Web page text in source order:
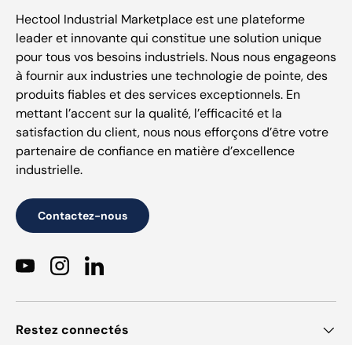
Hectool Industrial Marketplace est une plateforme
leader et innovante qui constitue une solution unique
pour tous vos besoins industriels. Nous nous engageons
à fournir aux industries une technologie de pointe, des
produits fiables et des services exceptionnels. En
mettant l’accent sur la qualité, l’efficacité et la
satisfaction du client, nous nous efforçons d’être votre
partenaire de confiance en matière d’excellence
industrielle.
Contactez-nous
YouTubeInstagramLinkedIn
Restez connectés